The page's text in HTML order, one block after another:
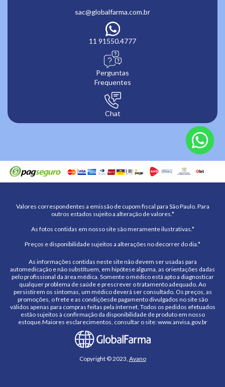
sac@globalfarma.com.br
11 91550.4777
Perguntas
Frequentes
Chat
Valores correspondentes a emissão de cupom fiscal para São Paulo. Para
outros estados sujeito a alteração de valores.*
As fotos contidas em nosso site são meramente ilustrativas.*
Preços e disponibilidade sujeitos a alterações no decorrer do dia.*
As informações contidas neste site não devem ser usadas para
automedicação e não substituem, em hipótese alguma, as orientações dadas
pelo profissional da área médica. Somente o médico está apto a diagnosticar
qualquer problema de saúde e prescrever o tratamento adequado. Ao
persistirem os sintomas, um médico deverá ser consultado. Os preços, as
promoções, o frete e as condiçõesde pagamento divulgados no site são
válidos apenas para compras feitas pela internet. Todos os pedidos efetuados
estão sujeitos à confirmação da disponibilidade de produto em nosso
estoque.Maiores esclarecimentos, consultar o site: www.anvisa.gov.br
Copyright © 2023, Avano